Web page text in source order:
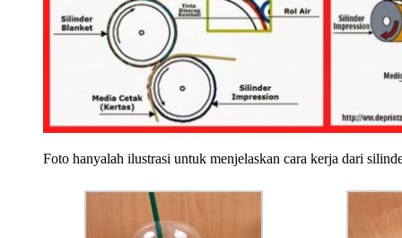
Foto hanyalah ilustrasi untuk menjelaskan cara kerja dari